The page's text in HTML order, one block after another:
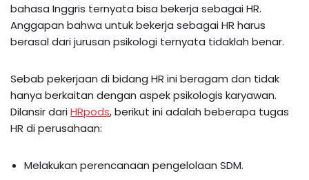
bahasa Inggris ternyata bisa bekerja sebagai HR.
Anggapan bahwa untuk bekerja sebagai HR harus
berasal dari jurusan psikologi ternyata tidaklah benar.
Sebab pekerjaan di bidang HR ini beragam dan tidak
hanya berkaitan dengan aspek psikologis karyawan.
Dilansir dariHRpods, berikut ini adalah beberapa tugas
HR di perusahaan:
Melakukan perencanaan pengelolaan SDM.